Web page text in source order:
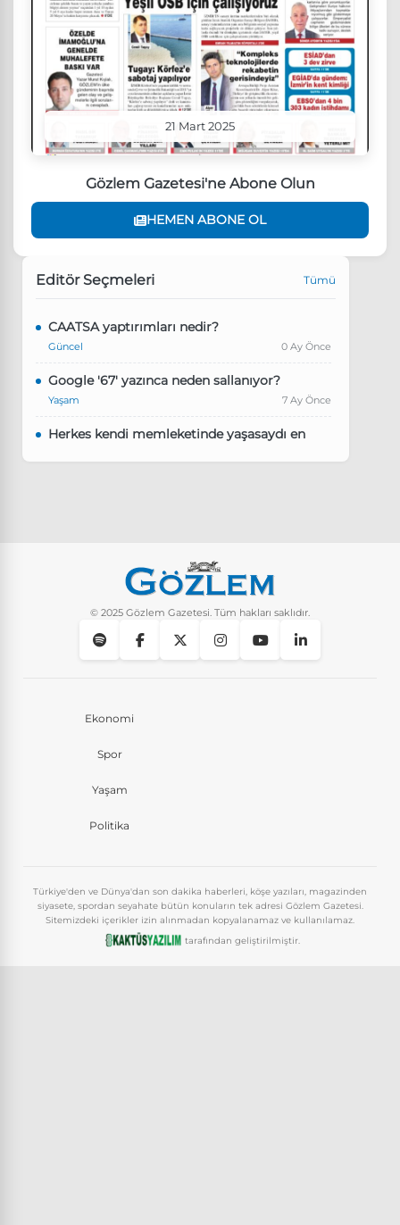
21 Mart 2025
Gözlem Gazetesi'ne Abone Olun
HEMEN ABONE OL
Editör Seçmeleri Tümü
CAATSA yaptırımları nedir?
Güncel 0 Ay Önce
Google '67' yazınca neden sallanıyor?
Yaşam 7 Ay Önce
Herkes kendi memleketinde yaşasaydı en
Instagram’da keşfet nasıl temizlenir?
© 2025 Gözlem Gazetesi. Tüm hakları saklıdır.
Ekonomi
Spor
Yaşam
Politika
Türkiye'den ve Dünya'dan son dakika haberleri, köşe yazıları, magazinden
siyasete, spordan seyahate bütün konuların tek adresi Gözlem Gazetesi.
Sitemizdeki içerikler izin alınmadan kopyalanamaz ve kullanılamaz.
tarafından geliştirilmiştir.